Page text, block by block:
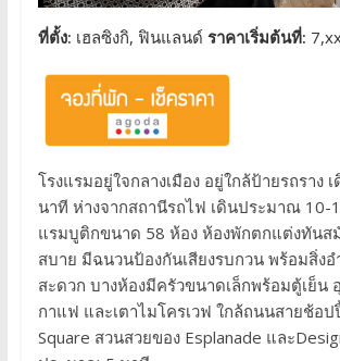
ที่ตั้ง: เฮลซิงกิ, ฟินแลนด์ ราคาเริ่มต้นที่:
โรงแรมอยู่ใจกลางเมือง อยู่ใกล้ป้ายรถราง
นาที ห่างจากสถานีรถไฟ เดินประมาณ 10-
แรมบูติกขนาด 58 ห้อง ห้องพักตกแต่งทันส
สบาย มีฉนวนป้องกันเสียงรบกวน พร้อมสิ่ง
สะดวก บางห้องมีครัวขนาดเล็กพร้อมตู้เย็น
กาแฟ และเตาไมโครเวฟ ใกล้ถนนสายช้อป
Square สวนสวยของ Esplanade และ